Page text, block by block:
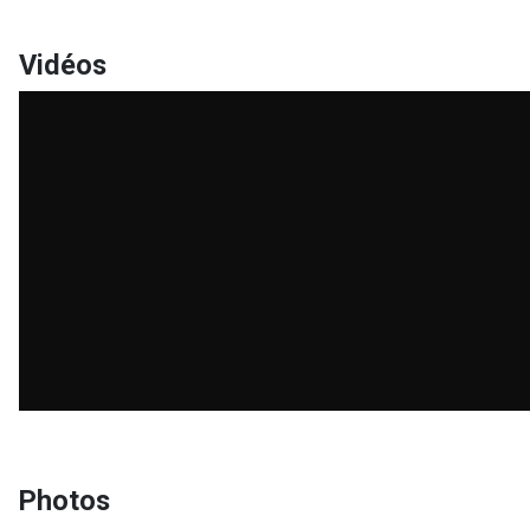
Vidéos
Photos